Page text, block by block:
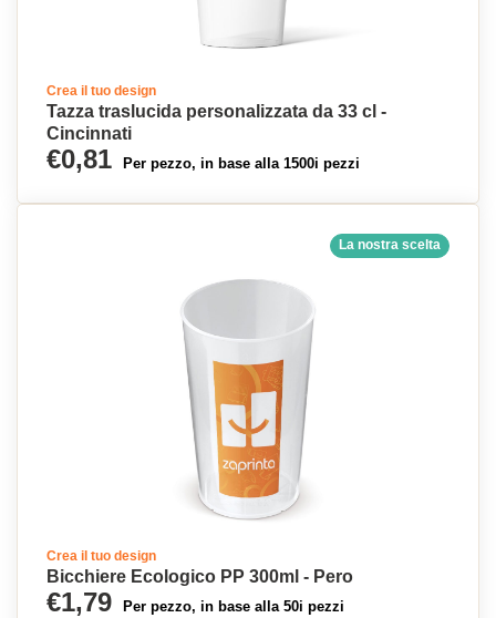
Crea il tuo design
Tazza traslucida personalizzata da 33 cl -
Cincinnati
€0,81 Per pezzo, in base alla 1500i pezzi
La nostra scelta
Crea il tuo design
Bicchiere Ecologico PP 300ml - Pero
€1,79 Per pezzo, in base alla 50i pezzi